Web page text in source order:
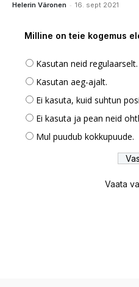
Helerin Väronen - 16. sept 2021
Milline on teie kogemus
Kasutan neid regulaarselt.
Kasutan aeg-ajalt.
Ei kasuta, kuid suhtun
Ei kasuta ja pean neid
Mul puudub kokkupuude.
Vaata